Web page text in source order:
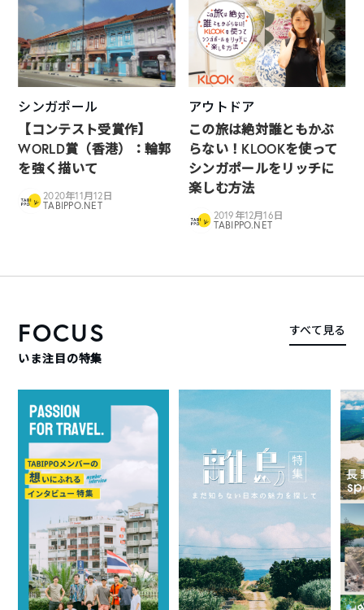
シンガポール
【コンテスト受賞作】
WORLD賞（香港）：輪郭
を強く描いて
2020年11月12日
TABIPPO.NET
アウトドア
この旅は絶対誰ともかぶ
らない！KLOOKを使って
シンガポールをリッチに
楽しむ方法
2019年12月16日
TABIPPO.NET
FOCUS
いま注目の特集
すべて見る